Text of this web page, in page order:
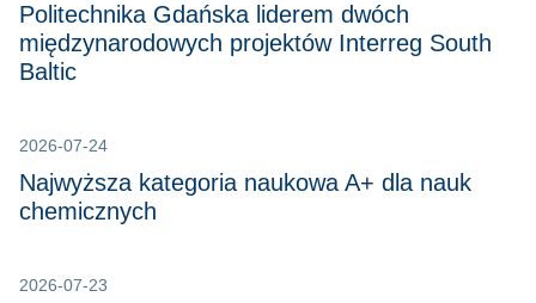
Politechnika Gdańska liderem dwóch
międzynarodowych projektów Interreg South
Baltic
2026-07-24
Najwyższa kategoria naukowa A+ dla nauk
chemicznych
2026-07-23